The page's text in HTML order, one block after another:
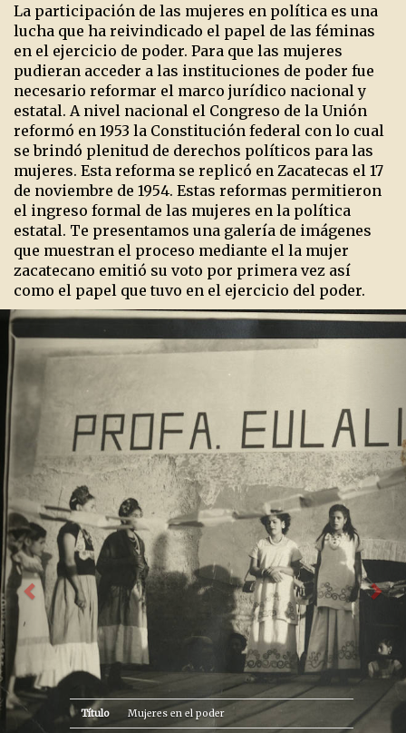
La participación de las mujeres en política es una
lucha que ha reivindicado el papel de las féminas
en el ejercicio de poder. Para que las mujeres
pudieran acceder a las instituciones de poder fue
necesario reformar el marco jurídico nacional y
estatal. A nivel nacional el Congreso de la Unión
reformó en 1953 la Constitución federal con lo cual
se brindó plenitud de derechos políticos para las
mujeres. Esta reforma se replicó en Zacatecas el 17
de noviembre de 1954. Estas reformas permitieron
el ingreso formal de las mujeres en la política
estatal. Te presentamos una galería de imágenes
que muestran el proceso mediante el la mujer
zacatecano emitió su voto por primera vez así
como el papel que tuvo en el ejercicio del poder.
Título Mujeres en el poder
Previous